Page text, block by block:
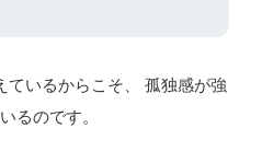
ているからこそ、 孤独感が強
るのです。